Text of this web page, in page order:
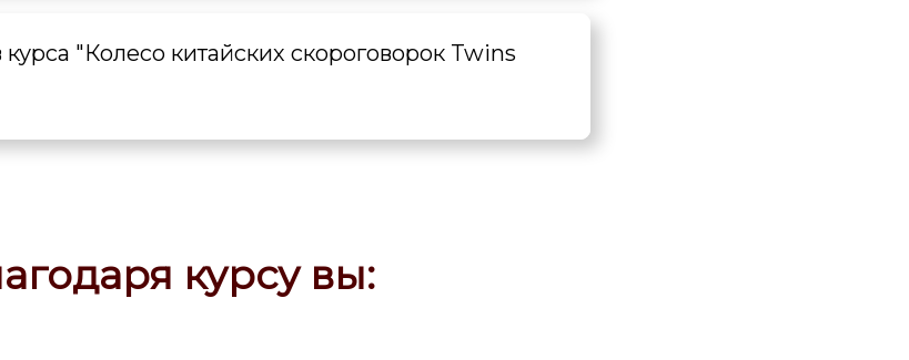
"Колесо китайских скороговорок Twins
курсу вы: